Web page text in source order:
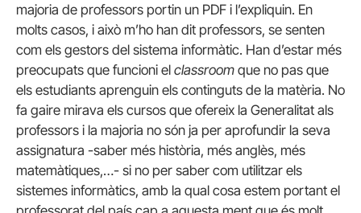
majoria de professors portin un PDF i l’expliquin. En
molts casos, i això m’ho han dit professors, se senten
com els gestors del sistema informàtic. Han d’estar més
preocupats que funcioni el classroom que no pas que
els estudiants aprenguin els continguts de la matèria. No
fa gaire mirava els cursos que ofereix la Generalitat als
professors i la majoria no són ja per aprofundir la seva
assignatura -saber més història, més anglès, més
matemàtiques,…- si no per saber com utilitzar els
sistemes informàtics, amb la qual cosa estem portant el